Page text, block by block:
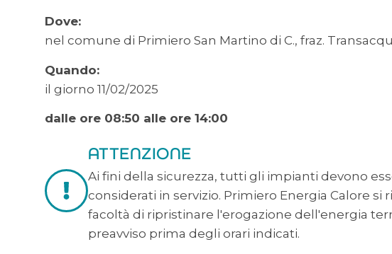
Dove:
nel comune di Primiero San Martino di C., fraz.
Quando:
il giorno 11/02/2025
dalle ore 08:50 alle ore 14:00
ATTENZIONE
Ai fini della sicurezza, tutti gli impianti devono
considerati in servizio. Primiero Energia Calore si
facoltà di ripristinare l'erogazione dell'energia
preavviso prima degli orari indicati.